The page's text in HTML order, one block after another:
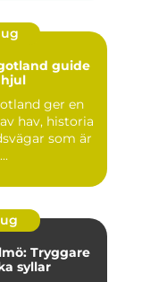
guide
ger en
hav, historia
som är
Tryggare
syllar